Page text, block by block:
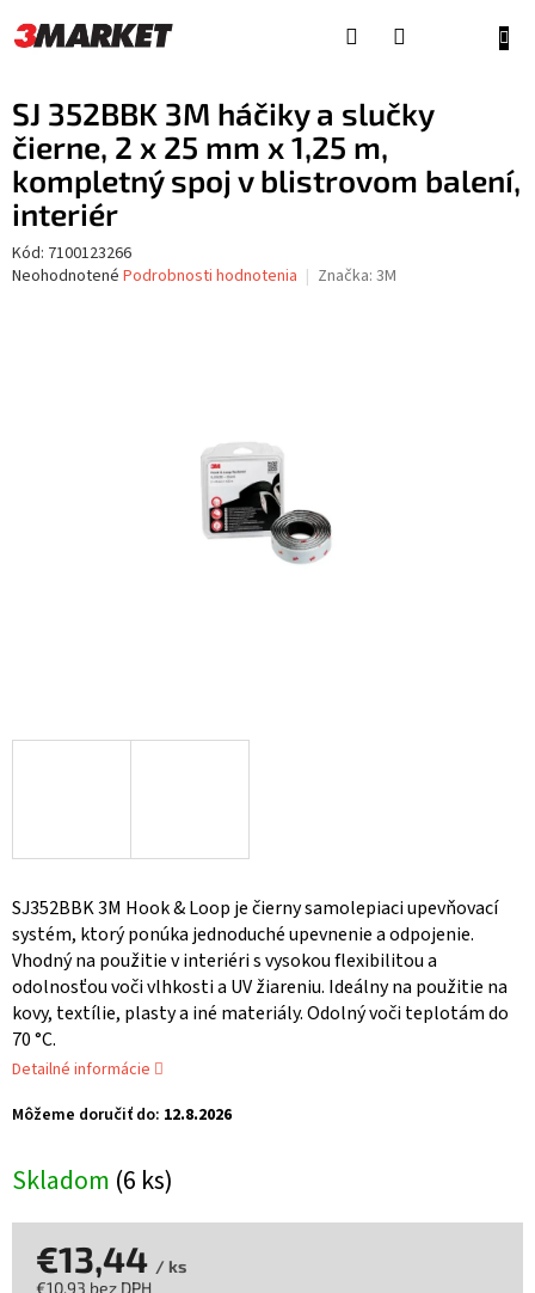
na
obsah
SJ 352BBK 3M háčiky a slučky
čierne, 2 x 25 mm x 1,25 m,
kompletný spoj v blistrovom balení,
interiér
Kód: 7100123266
Priemerné
Neohodnotené Podrobnosti hodnotenia Značka: 3M
Skladom (6 ks)
Môžeme doručiť do: 12.8.2026
SJ352BBK 3M Hook & Loop je čierny samolepiaci upevňovací
systém, ktorý ponúka jednoduché upevnenie a odpojenie.
Vhodný na použitie v interiéri s vysokou flexibilitou a
odolnosťou voči vlhkosti a UV žiareniu. Ideálny na použitie na
kovy, textílie, plasty a iné materiály. Odolný voči teplotám do
70 °C.
Detailné informácie
€13,44 / ks
€10,93 bez DPH